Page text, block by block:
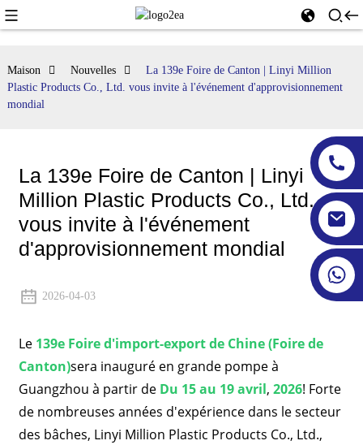
Maison Nouvelles
La 139e Foire de Canton | Linyi Million
Plastic Products Co., Ltd. vous invite à l'événement d'approvisionnement
mondial
La 139e Foire de Canton | Linyi
Million Plastic Products Co., Ltd.
vous invite à l'événement
d'approvisionnement mondial
2026-04-03
Le 139e Foire d'import-export de Chine (Foire de
Canton)sera inauguré en grande pompe à
Guangzhou à partir de Du 15 au 19 avril, 2026! Forte
de nombreuses années d'expérience dans le secteur
des bâches, Linyi Million Plastic Products Co., Ltd.,